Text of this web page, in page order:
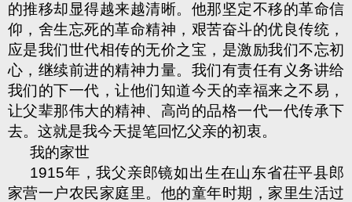
的推移却显得越来越清晰。他那坚定不移的革命信
仰，舍生忘死的革命精神，艰苦奋斗的优良传统，
应是我们世代相传的无价之宝，是激励我们不忘初
心，继续前进的精神力量。我们有责任有义务讲给
我们的下一代，让他们知道今天的幸福来之不易，
让父辈那伟大的精神、高尚的品格一代一代传承下
去。这就是我今天提笔回忆父亲的初衷。
我的家世
1915年，我父亲郎镜如出生在山东省茌平县郎
家营一户农民家庭里。他的童年时期，家里生活过